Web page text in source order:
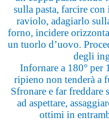
sulla pasta, farcire
raviolo, adagiarlo
forno, incidere
un tuorlo d’uovo.
degli
Infornare a 180°
ripieno non tenderà a
Sfronare e far freddare
ad aspettare,
ottimi in